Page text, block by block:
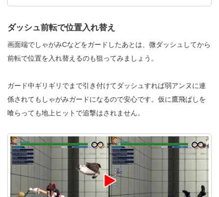
ダッシュ前転で位置入れ替え
画面端でしゃがみCなどをガードしたあとは、微ダッシュしてから
前転で位置を入れ替えるのも狙ってみましょう。
ガード中ギリギリでまで引き付けてダッシュすれば弱アンヌに連
係されてもしゃがみガードになるので安心です。仮に鷹飛ばしを
喰らっても地上ヒットで追撃はされません。